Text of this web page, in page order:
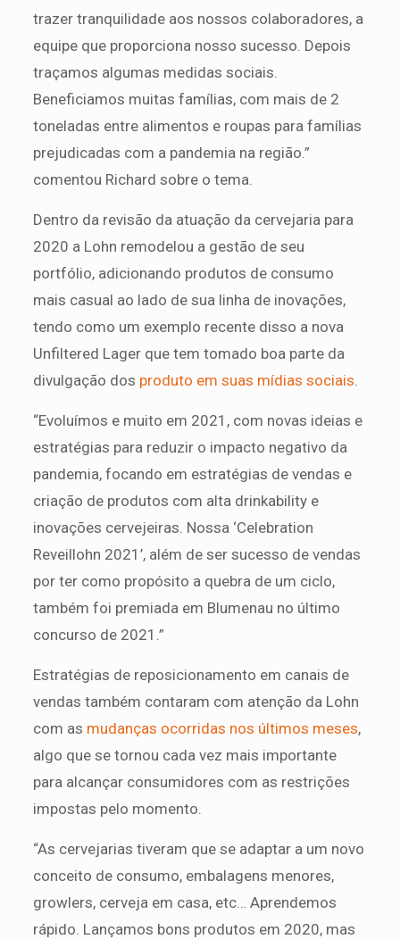
trazer tranquilidade aos nossos colaboradores, a
equipe que proporciona nosso sucesso. Depois
traçamos algumas medidas sociais.
Beneficiamos muitas famílias, com mais de 2
toneladas entre alimentos e roupas para famílias
prejudicadas com a pandemia na região.”
comentou Richard sobre o tema.
Dentro da revisão da atuação da cervejaria para
2020 a Lohn remodelou a gestão de seu
portfólio, adicionando produtos de consumo
mais casual ao lado de sua linha de inovações,
tendo como um exemplo recente disso a nova
Unfiltered Lager que tem tomado boa parte da
divulgação dos produto em suas mídias sociais
“Evoluímos e muito em 2021, com novas ideias e
estratégias para reduzir o impacto negativo da
pandemia, focando em estratégias de vendas e
criação de produtos com alta drinkability e
inovações cervejeiras. Nossa ‘Celebration
Reveillohn 2021’, além de ser sucesso de vendas
por ter como propósito a quebra de um ciclo,
também foi premiada em Blumenau no último
concurso de 2021.”
Estratégias de reposicionamento em canais de
vendas também contaram com atenção da Lohn
com as mudanças ocorridas nos últimos meses,
algo que se tornou cada vez mais importante
para alcançar consumidores com as restrições
impostas pelo momento.
“As cervejarias tiveram que se adaptar a um novo
conceito de consumo, embalagens menores,
growlers, cerveja em casa, etc… Aprendemos
rápido. Lançamos bons produtos em 2020, mas